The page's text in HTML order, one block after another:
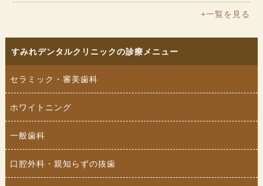
+一覧を見る
すみれデンタルクリニックの診療メニュー
セラミック・審美歯科
ホワイトニング
一般歯科
口腔外科・親知らずの抜歯